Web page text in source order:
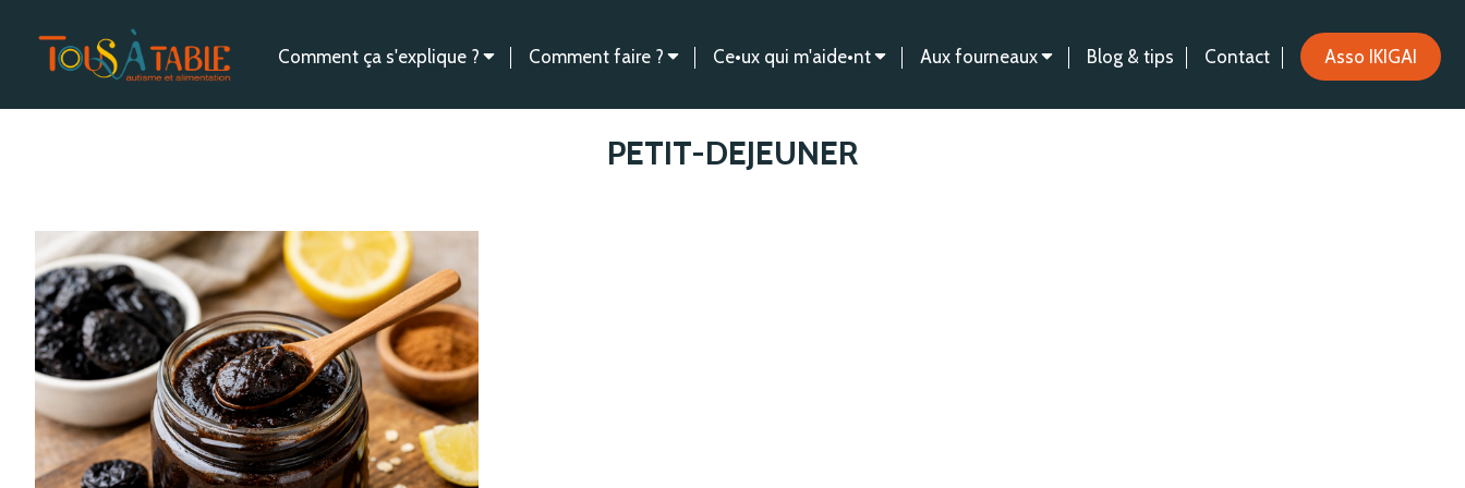
Comment ça s'explique ? Comment faire ? Ce•ux qui m'aide•nt Aux fourneaux Blog & tips Contact Asso IKIGAI
PETIT-DEJEUNER